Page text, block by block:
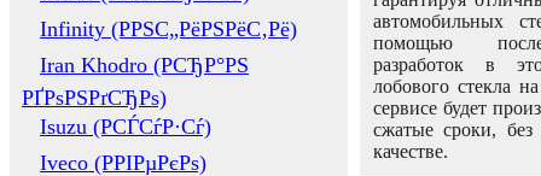
Infinity (РРЅС„РёРЅРёС‚Рё)
Iran Khodro (РСЂР°РЅ
РҐРѕРЅРґСЂРѕ)
Isuzu (РСЃСѓР·Сѓ)
Iveco (РРІРµРєРѕ)
автомобильных
помощью
разработок в
лобового стекла
сервисе будет
сжатые сроки,
качестве.